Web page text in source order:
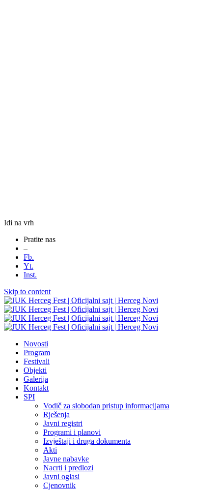
Idi na vrh
Pratite nas
–
Fb.
Yt.
Inst.
Skip to content
Novosti
Program
Festivali
Objekti
Galerija
Kontakt
SPI
Vodič za slobodan pristup informacijama
Rješenja
Javni registri
Programi i planovi
Izvještaji i druga dokumenta
Akti
Javne nabavke
Nacrti i predlozi
Javni oglasi
Cjenovnik